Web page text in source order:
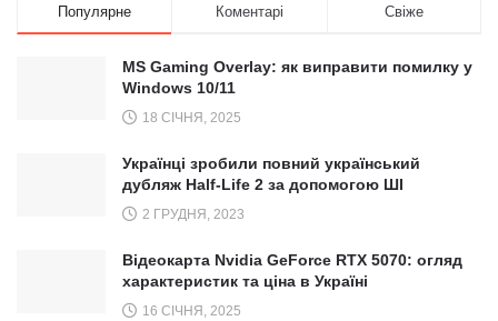
Популярне Коментарі Свіже
MS Gaming Overlay: як виправити помилку у
Windows 10/11
18 СІЧНЯ, 2025
Українці зробили повний український
дубляж Half-Life 2 за допомогою ШІ
2 ГРУДНЯ, 2023
Відеокарта Nvidia GeForce RTX 5070: огляд
характеристик та ціна в Україні
16 СІЧНЯ, 2025